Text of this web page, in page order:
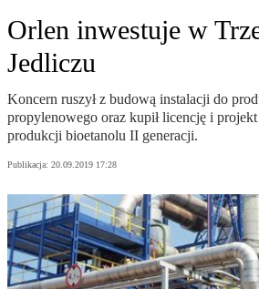
Orlen inwestuje w
Jedliczu
Koncern ruszył z budową instalacji do
propylenowego oraz kupił licencję i
produkcji bioetanolu II generacji.
Publikacja: 20.09.2019 17:28